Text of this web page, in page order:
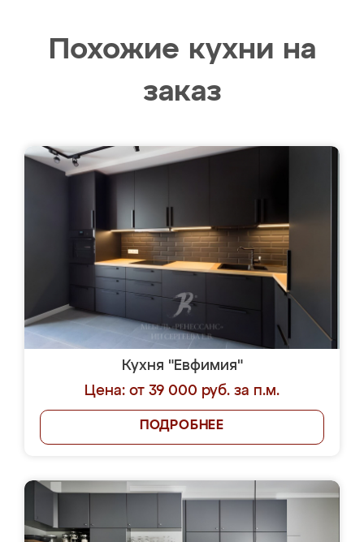
Похожие кухни на
заказ
Кухня "Евфимия"
Цена: от 39 000 руб. за п.м.
ПОДРОБНЕЕ